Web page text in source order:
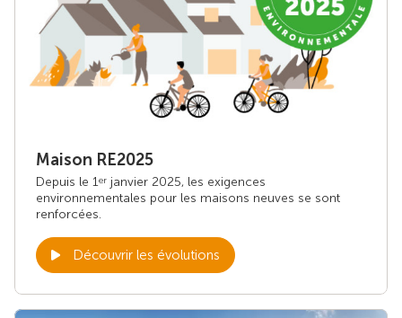
Maison RE2025
Depuis le 1er janvier 2025, les exigences
environnementales pour les maisons neuves se sont
renforcées.
Découvrir les évolutions